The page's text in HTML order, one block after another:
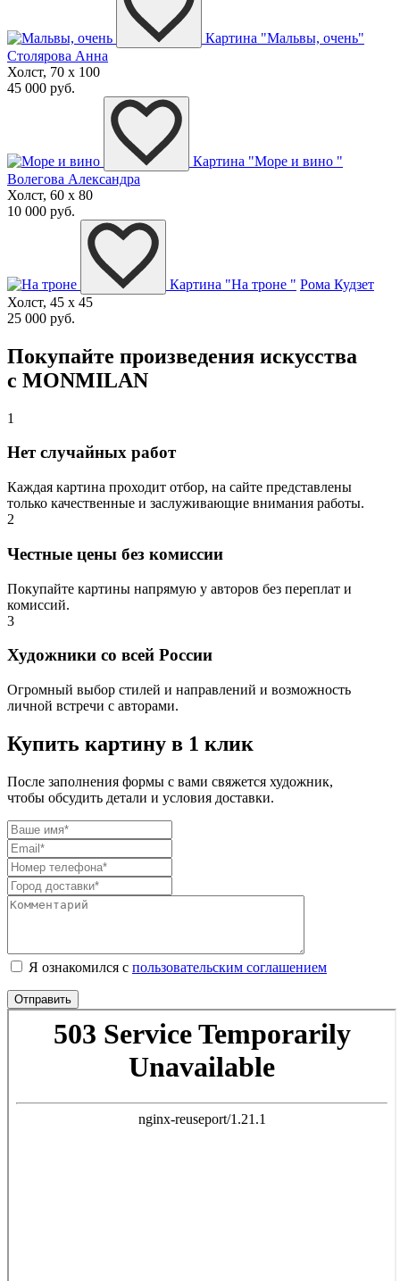
Картина "Мальвы, очень"
Столярова Анна
Холст, 70 x 100
45 000 руб.
Картина "Море и вино "
Волегова Александра
Холст, 60 x 80
10 000 руб.
Картина "На троне " Рома Кудзет
Холст, 45 x 45
25 000 руб.
Покупайте произведения искусства
с MONMILAN
1
Нет случайных работ
Каждая картина проходит отбор, на сайте представлены
только качественные и заслуживающие внимания работы.
2
Честные цены без комиссии
Покупайте картины напрямую у авторов без переплат и
комиссий.
3
Художники со всей России
Огромный выбор стилей и направлений и возможность
личной встречи с авторами.
Купить картину в 1 клик
После заполнения формы с вами свяжется художник,
чтобы обсудить детали и условия доставки.
Я ознакомился с пользовательским соглашением